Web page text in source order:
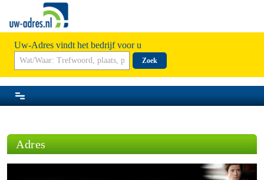
Uw-Adres vindt het bedrijf voor u
Zoek
Adres